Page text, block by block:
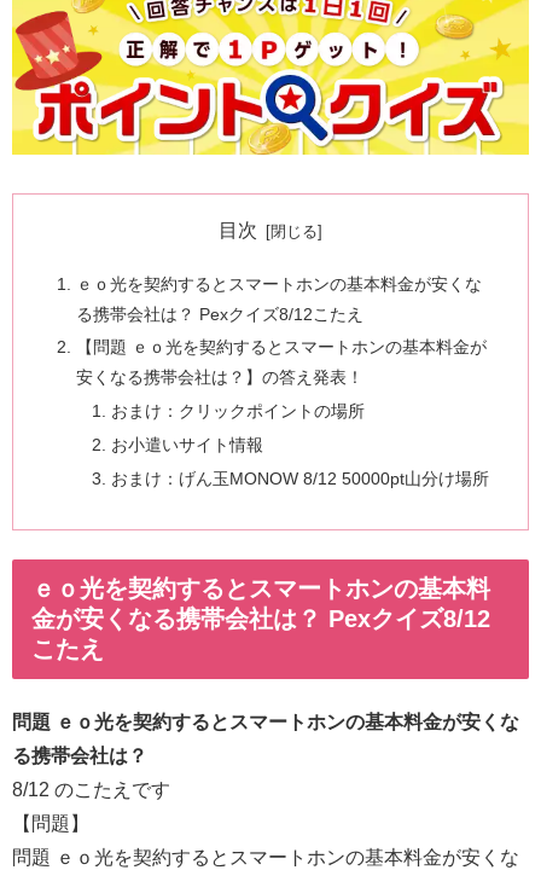
目次
ｅｏ光を契約するとスマートホンの基本料金が安くな
る携帯会社は？ Pexクイズ8/12こたえ
【問題 ｅｏ光を契約するとスマートホンの基本料金が
安くなる携帯会社は？】の答え発表！
おまけ：クリックポイントの場所
お小遣いサイト情報
おまけ：げん玉MONOW 8/12 50000pt山分け場所
ｅｏ光を契約するとスマートホンの基本料
金が安くなる携帯会社は？ Pexクイズ8/12
こたえ
問題 ｅｏ光を契約するとスマートホンの基本料金が安くな
る携帯会社は？
8/12 のこたえです
【問題】
問題 ｅｏ光を契約するとスマートホンの基本料金が安くな